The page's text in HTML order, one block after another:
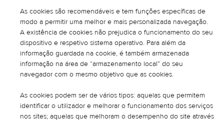
As cookies são recomendáveis e tem funções específicas de
modo a permitir uma melhor e mais personalizada navegação.
A existência de cookies não prejudica o funcionamento do seu
dispositivo e respetivo sistema operativo. Para além da
informação guardada na cookie, é também armazenada
informação na área de “armazenamento local” do seu
navegador com o mesmo objetivo que as cookies.
As cookies podem ser de vários tipos: aquelas que permitem
identificar o utilizador e melhorar o funcionamento dos serviços
nos sites; aquelas que melhoram o desempenho do site através